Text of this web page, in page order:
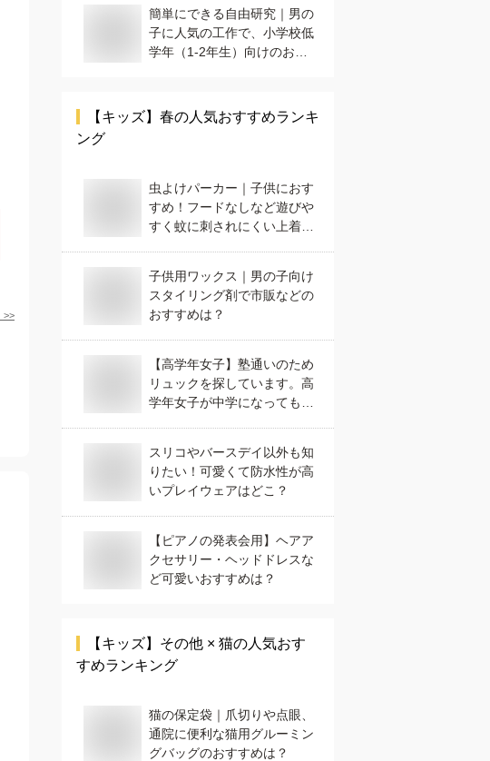
>>
簡単にできる自由研究｜男の
子に人気の工作で、小学校低
学年（1-2年生）向けのおす
【キッズ】 春の人気おすすめランキ
ング
虫よけパーカー｜子供におす
すめ！フードなしなど遊びや
すく蚊に刺されにくい上着の
子供用ワックス｜男の子向け
スタイリング剤で市販などの
おすすめは？
【高学年女子】塾通いのため
リュックを探しています。高
学年女子が中学になっても使
スリコやバースデイ以外も知
りたい！可愛くて防水性が高
いプレイウェアはどこ？
【ピアノの発表会用】ヘアア
クセサリー・ヘッドドレスな
ど可愛いおすすめは？
【キッズ】 その他 × 猫の人気おす
すめランキング
猫の保定袋｜爪切りや点眼、
通院に便利な猫用グルーミン
グバッグのおすすめは？